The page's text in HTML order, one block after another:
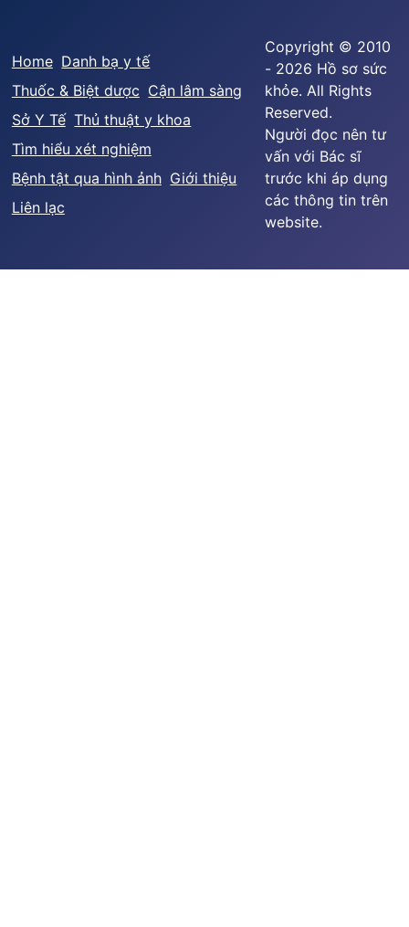
Home Danh bạ y tế
Thuốc & Biệt dược Cận lâm sàng
Sở Y Tế Thủ thuật y khoa
Tìm hiểu xét nghiệm
Bệnh tật qua hình ảnh Giới thiệu
Liên lạc
Copyright © 2010
- 2026 Hồ sơ sức
khỏe. All Rights
Reserved.
Người đọc nên tư
vấn với Bác sĩ
trước khi áp dụng
các thông tin trên
website.